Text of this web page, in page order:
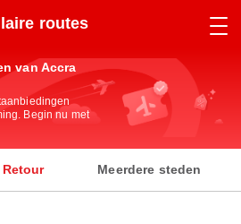
routes
van Accra
Begin nu met
Retour Meerdere steden